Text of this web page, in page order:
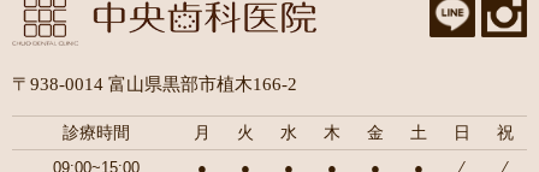
〒938-0014 富山県黒部市植木166-2
診療時間 月 火 水 木 金 土 日 祝
09:00~15:00 ● ● ● ● ● ● ⁄ ⁄